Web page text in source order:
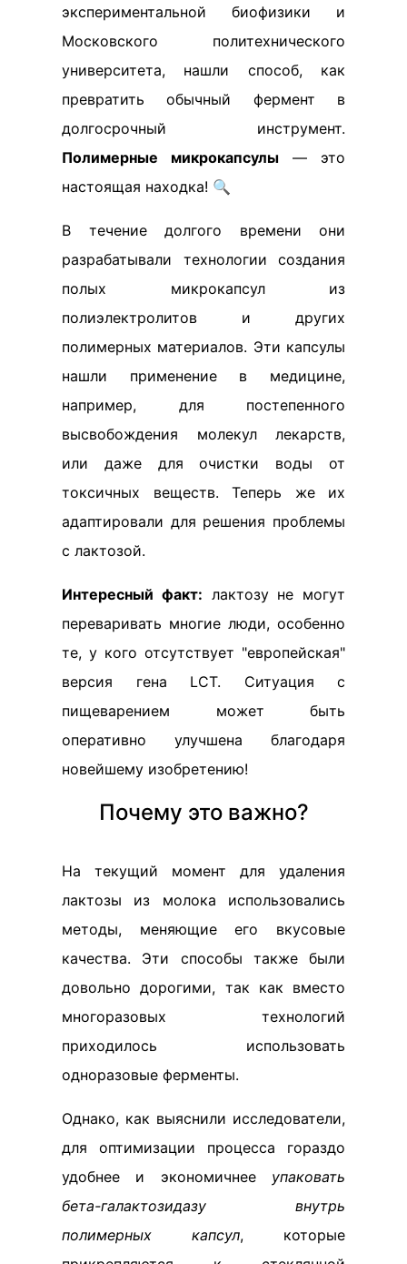
экспериментальной биофизики и
Московского политехнического
университета, нашли способ, как
превратить обычный фермент в
долгосрочный инструмент.
Полимерные микрокапсулы — это
настоящая находка! 🔍
В течение долгого времени они
разрабатывали технологии создания
полых микрокапсул из
полиэлектролитов и других
полимерных материалов. Эти капсулы
нашли применение в медицине,
например, для постепенного
высвобождения молекул лекарств,
или даже для очистки воды от
токсичных веществ. Теперь же их
адаптировали для решения проблемы
с лактозой.
Интересный факт: лактозу не могут
переваривать многие люди, особенно
те, у кого отсутствует "европейская"
версия гена LCT. Ситуация с
пищеварением может быть
оперативно улучшена благодаря
новейшему изобретению!
Почему это важно?
На текущий момент для удаления
лактозы из молока использовались
методы, меняющие его вкусовые
качества. Эти способы также были
довольно дорогими, так как вместо
многоразовых технологий
приходилось использовать
одноразовые ферменты.
Однако, как выяснили исследователи,
для оптимизации процесса гораздо
удобнее и экономичнее упаковать
бета-галактозидазу внутрь
полимерных капсул, которые